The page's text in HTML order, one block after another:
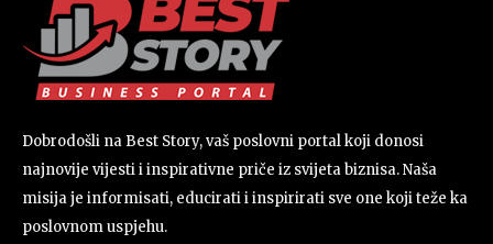
Dobrodošli na Best Story, vaš poslovni portal koji donosi
najnovije vijesti i inspirativne priče iz svijeta biznisa. Naša
misija je informisati, educirati i inspirirati sve one koji teže ka
poslovnom uspjehu.